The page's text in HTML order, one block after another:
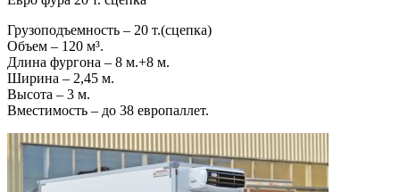
Грузоподъемность – 20 т.(сцепка)
Объем – 120 м³.
Длина фургона – 8 м.+8 м.
Ширина – 2,45 м.
Высота – 3 м.
Вместимость – до 38 европаллет.